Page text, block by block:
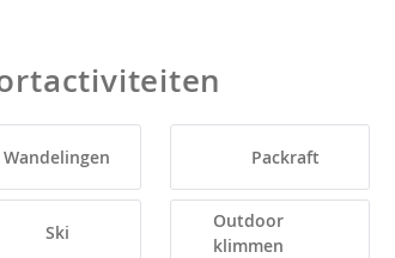
Wandelingen Packraft
Ski
Outdoor
klimmen